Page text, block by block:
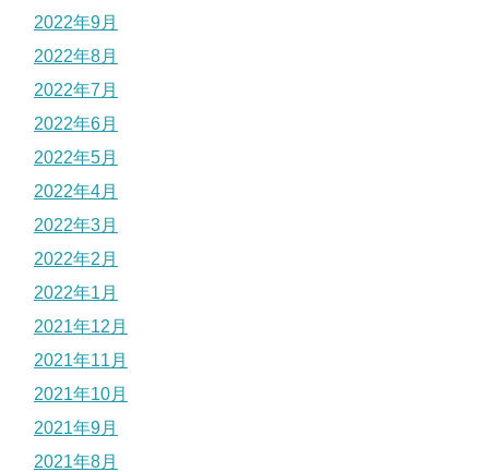
2022年9月
2022年8月
2022年7月
2022年6月
2022年5月
2022年4月
2022年3月
2022年2月
2022年1月
2021年12月
2021年11月
2021年10月
2021年9月
2021年8月